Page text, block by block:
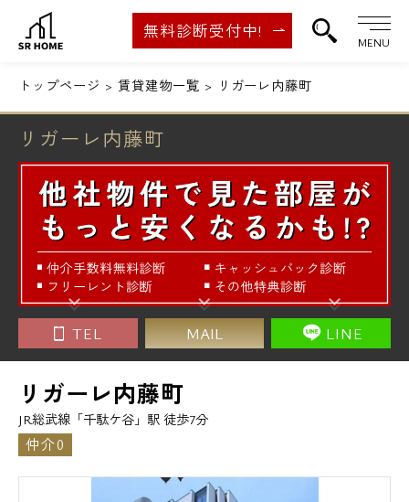
無料診断受付中!
MENU
トップページ 賃貸建物一覧 リガーレ内藤町
リガーレ内藤町
TEL MAIL LINE
リガーレ内藤町
JR総武線「千駄ケ谷」駅 徒歩7分
仲介0